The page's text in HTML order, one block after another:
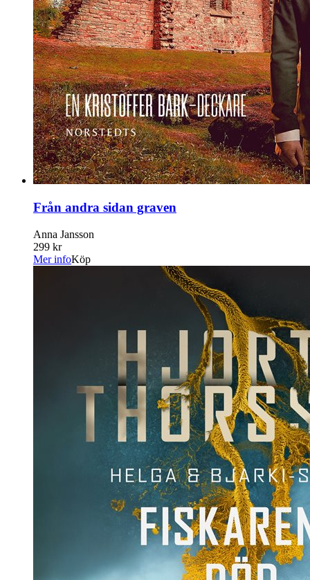
Från andra sidan graven
Anna Jansson
299 kr
Mer infoKöp